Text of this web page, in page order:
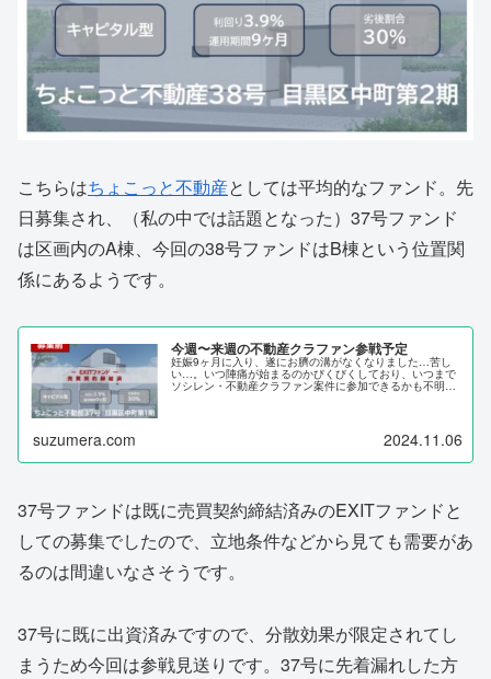
こちらはちょこっと不動産としては平均的なファンド。先
日募集され、（私の中では話題となった）37号ファンド
は区画内のA棟、今回の38号ファンドはB棟という位置関
係にあるようです。
今週〜来週の不動産クラファン参戦予定
妊娠9ヶ月に入り、遂にお臍の溝がなくなりました…苦し
い…。いつ陣痛が始まるのかびくびくしており、いつまで
ソシレン・不動産クラファン案件に参加できるかも不明。
suzumera.com 2024.11.06
37号ファンドは既に売買契約締結済みのEXITファンドと
しての募集でしたので、立地条件などから見ても需要があ
るのは間違いなさそうです。
37号に既に出資済みですので、分散効果が限定されてし
まうため今回は参戦見送りです。37号に先着漏れした方